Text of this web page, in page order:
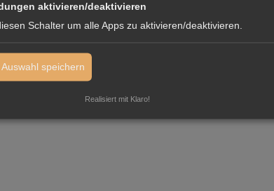
team with anOPERATIONAL ACCOUNTANT,
and prepare periodic reports and statements
clients and other activities related to accounting services.
aktivieren/deaktivieren
Schalter um alle Apps zu aktivieren/deaktivieren.
Auswahl speichern
Realisiert mit Klaro!